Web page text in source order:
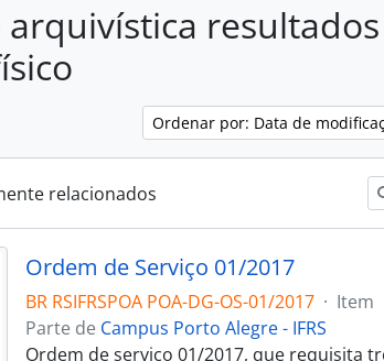
arquivística
Ordenar por: Data de
relacionados
Ordem de Serviço 01/2017
BR RSIFRSPOA POA-DG-OS-01/2017 · Item
Parte de Campus Porto Alegre - IFRS
Ordem de serviço 01/2017, que requisita